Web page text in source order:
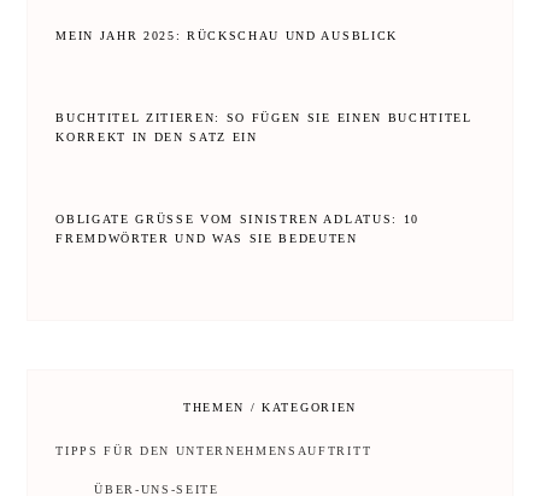
MEIN JAHR 2025: RÜCKSCHAU UND AUSBLICK
BUCHTITEL ZITIEREN: SO FÜGEN SIE EINEN BUCHTITEL
KORREKT IN DEN SATZ EIN
OBLIGATE GRÜSSE VOM SINISTREN ADLATUS: 10 F
REMDWÖRTER UND WAS SIE BEDEUTEN
THEMEN / KATEGORIEN
TIPPS FÜR DEN UNTERNEHMENSAUFTRITT
ÜBER-UNS-SEITE